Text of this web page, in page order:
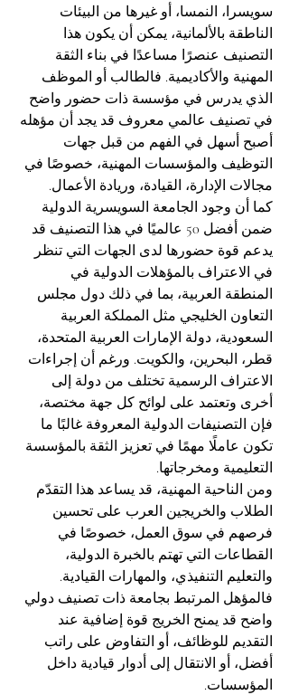
سويسرا، النمسا، أو غيرها من البيئات
الناطقة بالألمانية، يمكن أن يكون هذا
التصنيف عنصرًا مساعدًا في بناء الثقة
المهنية والأكاديمية. فالطالب أو الموظف
الذي يدرس في مؤسسة ذات حضور واضح
في تصنيف عالمي معروف قد يجد أن مؤهله
أصبح أسهل في الفهم من قبل جهات
التوظيف والمؤسسات المهنية، خصوصًا في
مجالات الإدارة، القيادة، وريادة الأعمال.
كما أن وجود الجامعة السويسرية الدولية
ضمن أفضل 50 عالميًا في هذا التصنيف قد
يدعم قوة حضورها لدى الجهات التي تنظر
في الاعتراف بالمؤهلات الدولية في
المنطقة العربية، بما في ذلك دول مجلس
التعاون الخليجي مثل المملكة العربية
السعودية، دولة الإمارات العربية المتحدة،
قطر، البحرين، والكويت. ورغم أن إجراءات
الاعتراف الرسمية تختلف من دولة إلى
أخرى وتعتمد على لوائح كل جهة مختصة،
فإن التصنيفات الدولية المعروفة غالبًا ما
تكون عاملًا مهمًا في تعزيز الثقة بالمؤسسة
التعليمية ومخرجاتها.
ومن الناحية المهنية، قد يساعد هذا التقدّم
الطلاب والخريجين العرب على تحسين
فرصهم في سوق العمل، خصوصًا في
القطاعات التي تهتم بالخبرة الدولية،
والتعليم التنفيذي، والمهارات القيادية.
فالمؤهل المرتبط بجامعة ذات تصنيف دولي
واضح قد يمنح الخريج قوة إضافية عند
التقديم للوظائف، أو التفاوض على راتب
أفضل، أو الانتقال إلى أدوار قيادية داخل
المؤسسات.